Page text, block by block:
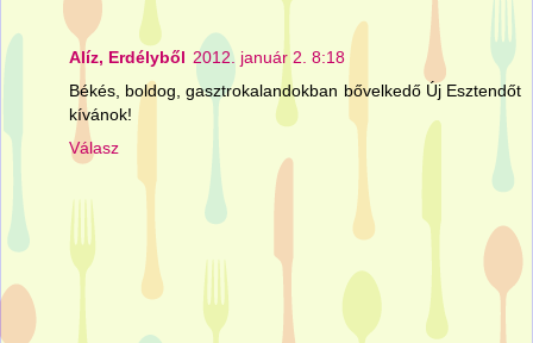
Alíz, Erdélyből 2012. január 2. 8:18
Békés, boldog, gasztrokalandokban bővelkedő Új Esztendőt
kívánok!
Válasz